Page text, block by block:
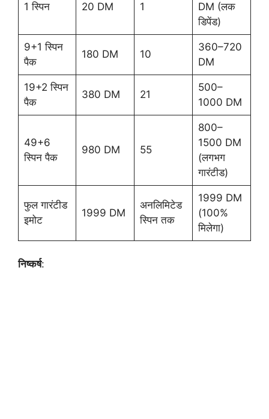
1 स्पिन 20 DM 1
DM (लक
डिपेंड)
9+1 स्पिन
पैक
180 DM 10
360–720
DM
19+2 स्पिन
पैक
380 DM 21
500–
1000 DM
49+6
स्पिन पैक
980 DM 55
800–
1500 DM
(लगभग
गारंटीड)
फुल गारंटीड
इमोट
1999 DM
अनलिमिटेड
स्पिन तक
1999 DM
(100%
मिलेगा)
निष्कर्ष: